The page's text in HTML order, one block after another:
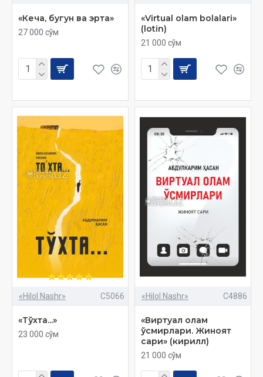
«Кеча, бугун ва эрта»
27 000 сўм
«Virtual olam bolalari»
(lotin)
21 000 сўм
«Hilol Nashr» C5066
«Тўхта...»
23 000 сўм
«Hilol Nashr» C4886
«Виртуал олам
ўсмирлари. Жиноят
сари» (кирилл)
21 000 сўм